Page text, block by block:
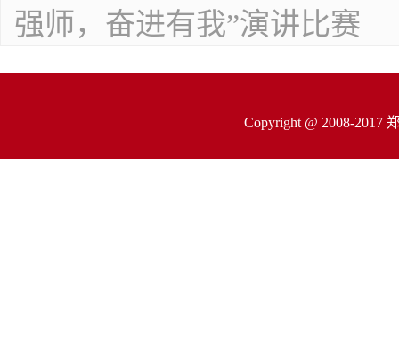
强师，奋进有我”演讲比赛
Copyright @ 2008-2017